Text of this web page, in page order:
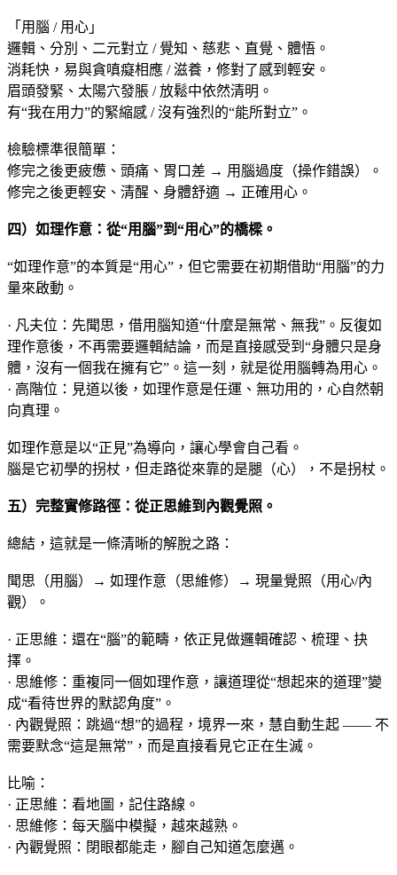
「用腦 / 用心」
邏輯、分別、二元對立 / 覺知、慈悲、直覺、體悟。
消耗快，易與貪嗔癡相應 / 滋養，修對了感到輕安。
眉頭發緊、太陽穴發脹 / 放鬆中依然清明。
有“我在用力”的緊縮感 / 沒有強烈的“能所對立”。
檢驗標準很簡單：
修完之後更疲憊、頭痛、胃口差 → 用腦過度（操作錯誤）。
修完之後更輕安、清醒、身體舒適 → 正確用心。
四）如理作意：從“用腦”到“用心”的橋樑 。
“如理作意”的本質是“用心”，但它需要在初期借助“用腦”的力
量來啟動。
· 凡夫位：先聞思，借用腦知道“什麼是無常、無我”。反復如
理作意後，不再需要邏輯結論，而是直接感受到“身體只是身
體，沒有一個我在擁有它”。這一刻，就是從用腦轉為用心。
· 高階位：見道以後，如理作意是任運、無功用的，心自然朝
向真理。
如理作意是以“正見”為導向，讓心學會自己看。
腦是它初學的拐杖，但走路從來靠的是腿（心），不是拐杖。
五）完整實修路徑：從正思維到內觀覺照。
總結，這就是一條清晰的解脫之路：
聞思（用腦）→ 如理作意（思維修）→ 現量覺照（用心/內
觀）。
· 正思維：還在“腦”的範疇，依正見做邏輯確認、梳理、抉
擇。
· 思維修：重複同一個如理作意，讓道理從“想起來的道理”變
成“看待世界的默認角度”。
· 內觀覺照：跳過“想”的過程，境界一來，慧自動生起 —— 不
需要默念“這是無常”，而是直接看見它正在生滅。
比喻：
· 正思維：看地圖，記住路線。
· 思維修：每天腦中模擬，越來越熟。
· 內觀覺照：閉眼都能走，腳自己知道怎麼邁。